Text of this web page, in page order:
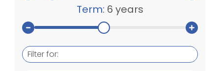
Term: 6 years
Filter for: